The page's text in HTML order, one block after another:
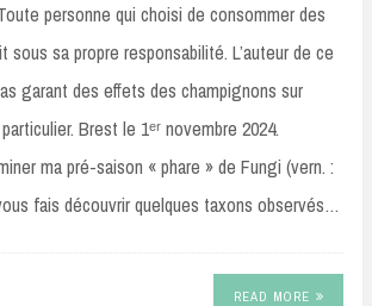
personne qui choisi de consommer des
sous sa propre responsabilité. L’auteur de ce
garant des effets des champignons sur
Brest le 1ᵉʳ novembre 2024.
ma pré-saison « phare » de Fungi (vern. :
fais découvrir quelques taxons observés…
READ MORE